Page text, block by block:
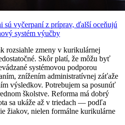
sú vyčerpaní z príprav, ďalší oceňujú
systém výučby
rozsiahle zmeny v kurikulárnej
Skôr platí, že môžu byť
systémovou podporou
znížením administratívnej záťaže
výsledkov. Potrebujem sa posunúť
školstve. Reforma má dobrý
sa ukáže až v triedach — podľa
žiakov, nielen formálne kurikulárne